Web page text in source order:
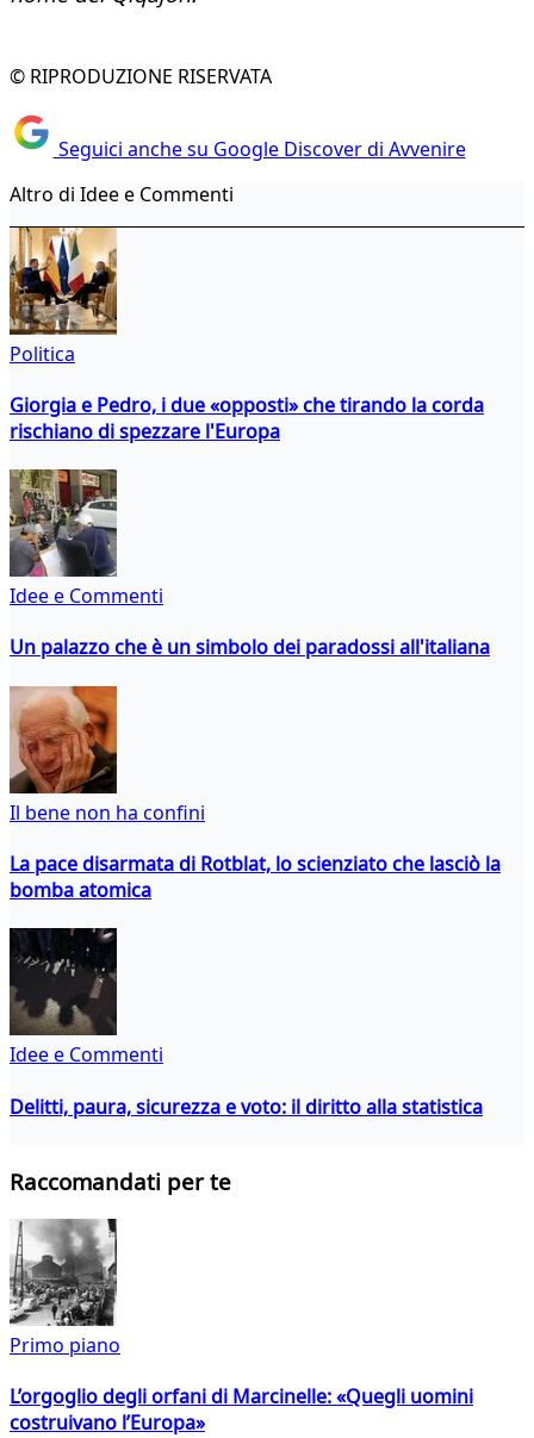
© RIPRODUZIONE RISERVATA
Seguici anche su Google Discover di Avvenire
Altro di Idee e Commenti
Politica
Giorgia e Pedro, i due «opposti» che tirando la corda
rischiano di spezzare l'Europa
Idee e Commenti
Un palazzo che è un simbolo dei paradossi all'italiana
Il bene non ha confini
La pace disarmata di Rotblat, lo scienziato che lasciò la
bomba atomica
Idee e Commenti
Delitti, paura, sicurezza e voto: il diritto alla statistica
Raccomandati per te
Primo piano
L’orgoglio degli orfani di Marcinelle: «Quegli uomini
costruivano l’Europa»